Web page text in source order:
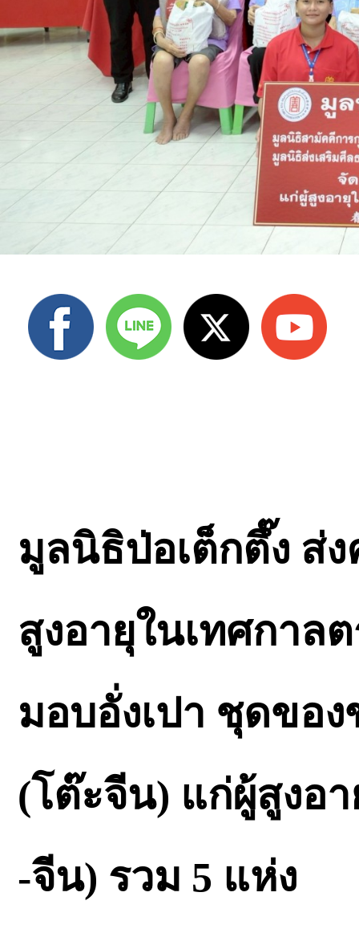
มูลนิธิป่อเต็กตึ๊ง ส่
สูงอายุในเทศกาล
มอบอั่งเปา ชุดขอ
(โต๊ะจีน) แก่ผู้สูงอ
-จีน) รวม 5 แห่ง